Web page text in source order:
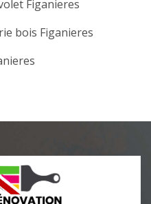
Figanieres
bois Figanieres